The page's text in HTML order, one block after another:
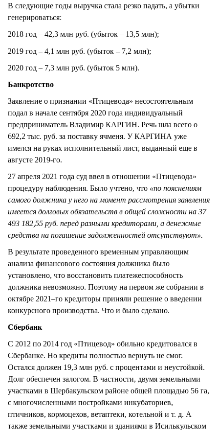
В следующие годы выручка стала резко падать, а убытки
генерироваться:
2018 год – 42,3 млн руб. (убыток – 13,5 млн);
2019 год – 4,1 млн руб. (убыток – 7,2 млн);
2020 год – 7,3 млн руб. (убыток 5 млн).
Банкротство
Заявление о признании «Птицевода» несостоятельным
подал в начале сентября 2020 года индивидуальный
предприниматель Владимир КАРГИН. Речь шла всего о
692,2 тыс. руб. за поставку ячменя. У КАРГИНА уже
имелся на руках исполнительный лист, выданный еще в
августе 2019-го.
27 апреля 2021 года суд ввел в отношении «Птицевода»
процедуру наблюдения. Было учтено, что «по пояснениям
самого должника у него на момент рассмотрения заявления
имеется долговых обязательств в общей сложности на 37
493 182,55 руб. перед разными кредиторами, а денежные
средства на погашение задолженностей отсутствуют».
В результате проведенного временным управляющим
анализа финансового состояния должника было
установлено, что восстановить платежеспособность
должника невозможно. Поэтому на первом же собрании в
октябре 2021–го кредиторы приняли решение о введении
конкурсного производства. Что и было сделано.
Сбербанк
С 2012 по 2014 год «Птицевод» обильно кредитовался в
Сбербанке. Но кредиты полностью вернуть не смог.
Остался должен 19,3 млн руб. с процентами и неустойкой.
Долг обеспечен залогом. В частности, двумя земельными
участками в Шербакульском районе общей площадью 56 га,
с многочисленными постройками инкубаториев,
птичников, кормоцехов, ветаптеки, котельной и т. д. А
также земельными участками и зданиями в Исилькульском